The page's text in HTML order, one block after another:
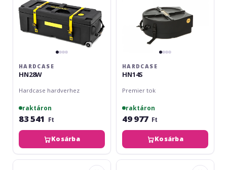
HARDCASE
HN28W
Hardcase hardverhez
raktáron
83 541 Ft
Kosárba
HARDCASE
HN14S
Premier tok
raktáron
49 977 Ft
Kosárba
Gewa
Meinl